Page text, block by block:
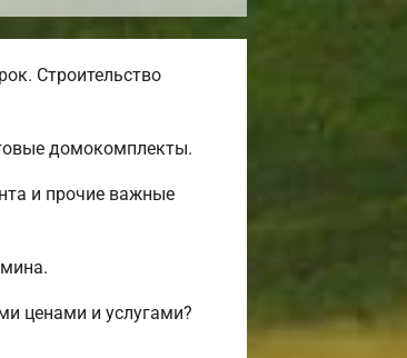
Строительство
домокомплекты.
и прочие важные
ценами и услугами?